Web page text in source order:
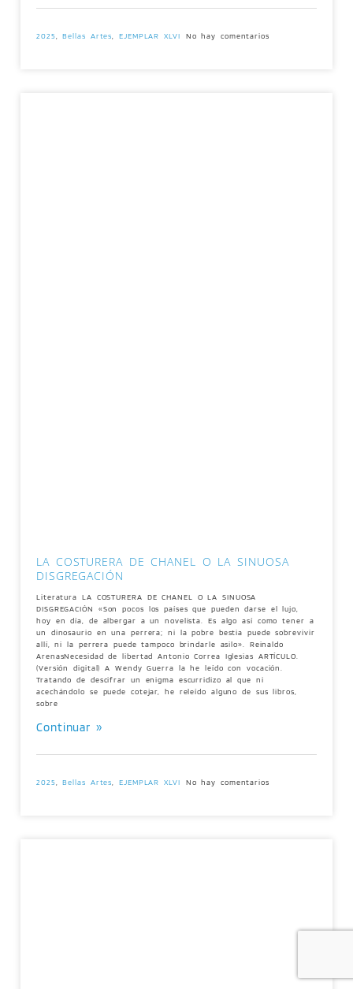
2025 ,Bellas Artes ,EJEMPLAR XLVI No hay comentarios
LA COSTURERA DE CHANEL O LA SINUOSA
DISGREGACIÓN
Literatura LA COSTURERA DE CHANEL O LA SINUOSA
DISGREGACIÓN «Son pocos los países que pueden darse el lujo,
hoy en día, de albergar a un novelista. Es algo así como tener a
un dinosaurio en una perrera; ni la pobre bestia puede sobrevivir
allí, ni la perrera puede tampoco brindarle asilo». Reinaldo
ArenasNecesidad de libertad Antonio Correa Iglesias ARTÍCULO.
(Versión digital) A Wendy Guerra la he leído con vocación.
Tratando de descifrar un enigma escurridizo al que ni
acechándolo se puede cotejar, he releído alguno de sus libros,
sobre
Continuar »
2025 ,Bellas Artes ,EJEMPLAR XLVI No hay comentarios